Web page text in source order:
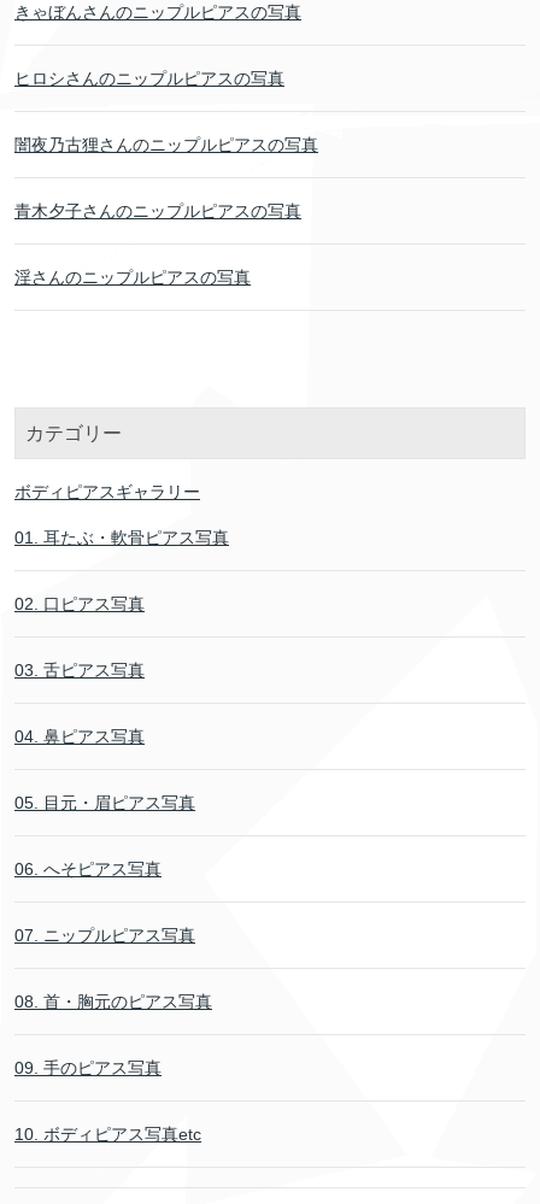
きゃぼんさんのニップルピアスの写真
ヒロシさんのニップルピアスの写真
闇夜乃古狸さんのニップルピアスの写真
青木夕子さんのニップルピアスの写真
淫さんのニップルピアスの写真
カテゴリー
ボディピアスギャラリー
01. 耳たぶ・軟骨ピアス写真
02. 口ピアス写真
03. 舌ピアス写真
04. 鼻ピアス写真
05. 目元・眉ピアス写真
06. へそピアス写真
07. ニップルピアス写真
08. 首・胸元のピアス写真
09. 手のピアス写真
10. ボディピアス写真etc